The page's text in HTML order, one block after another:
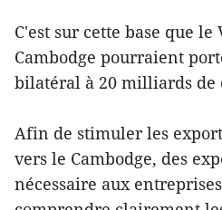
C'est sur cette base que
Cambodge pourraient
bilatéral à 20 milliards de
Afin de stimuler les
vers le Cambodge, des
nécessaire aux